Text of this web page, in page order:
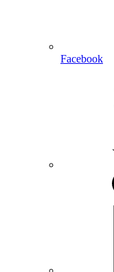
Facebook